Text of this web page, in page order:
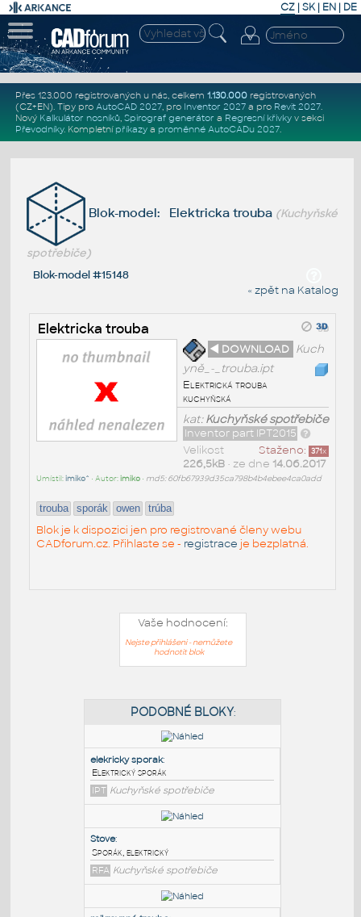
CZ | SK| EN | DE
Přes 123.000 registrovaných u nás, celkem 1.130.000registrovaných
(CZ+EN). Tipy pro AutoCAD 2027, pro Inventor 2027a pro Revit 2027.
Nový Kalkulátor nosníků, Spirograf generátor a Regresní křivkyv sekci
Převodníky. Kompletní příkazya proměnné AutoCADu 2027.
Blok-model: Elektricka trouba (Kuchyňské
spotřebiče)
Blok-model #15148
« zpět na Katalog
Elektricka trouba
◄ DOWNLOAD Kuch
yně_-_trouba.ipt
Elektrická trouba
kuchyňská
kat:Kuchyňské spotřebiče
Inventor part IPT2015
Staženo: 371x
Velikost
226,5kB• ze dne 14.06.2017
Umístil:imiko^ • Autor:imiko• md5: 60fb67939d35ca798b4b4ebee4ca0add
trouba sporák owen trúba
Blok je k dispozici jen pro registrované členy webu
CADforum.cz. Přihlaste se - registrace je bezplatná.
Vaše hodnocení:
Nejste přihlášeni - nemůžete
hodnotit blok
elekricky sporak:
Elektrický sporák